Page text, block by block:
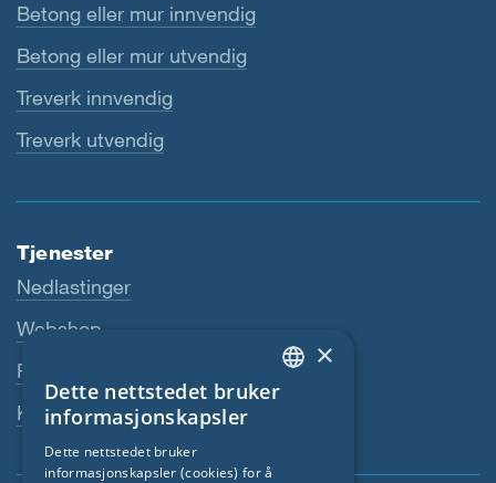
Betong eller mur innvendig
Betong eller mur utvendig
Treverk innvendig
Treverk utvendig
Tjenester
Nedlastinger
Webshop
Fagforhandler
Kontaktperson
ENGLISH
FRENCH
×
Dette nettstedet bruker
informasjonskapsler
Dette nettstedet bruker
informasjonskapsler (cookies) for å